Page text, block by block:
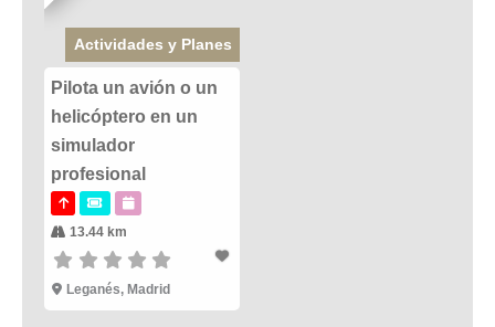
Actividades y Planes
Pilota un avión o un
helicóptero en un
simulador
profesional
13.44 km
Leganés, Madrid